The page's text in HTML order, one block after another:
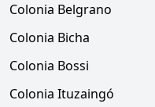
Colonia Belgrano
Colonia Bicha
Colonia Bossi
Colonia Ituzaingó